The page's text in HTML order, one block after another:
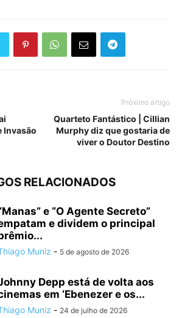
Invasão
Próximo artigo
Quarteto Fantástico | Cillian
Murphy diz que gostaria de
viver o Doutor Destino
RELACIONADOS
e “O Agente Secreto”
e dividem o principal
Muniz - 5 de agosto de 2026
Depp está de volta aos
em ‘Ebenezer e os...
Muniz - 24 de julho de 2026